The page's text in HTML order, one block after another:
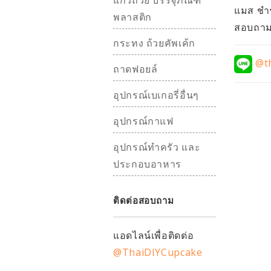
พลาสติก
กระทง ถ้วยคัพเค้ก
ถาดฟอยล์
อุปกรณ์เบเกอรี่อื่นๆ
อุปกรณ์กาแฟ
อุปกรณ์ทำครัว และ
ประกอบอาหาร
ติดต่อสอบถาม
แอดไลน์เพื่อติดต่อ
@ThaiDIYCupcake
แมส ช
สอบถา